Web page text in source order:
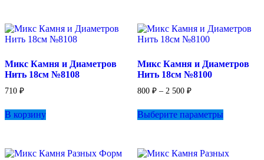
Микс Камня и Диаметров
Нить 18см №8108
710 ₽
В корзину
Микс Камня и Диаметров
Нить 18см №8100
800 ₽ – 2 500 ₽Диапазон
800 ₽
–
Выберите параметрытовар
Опции